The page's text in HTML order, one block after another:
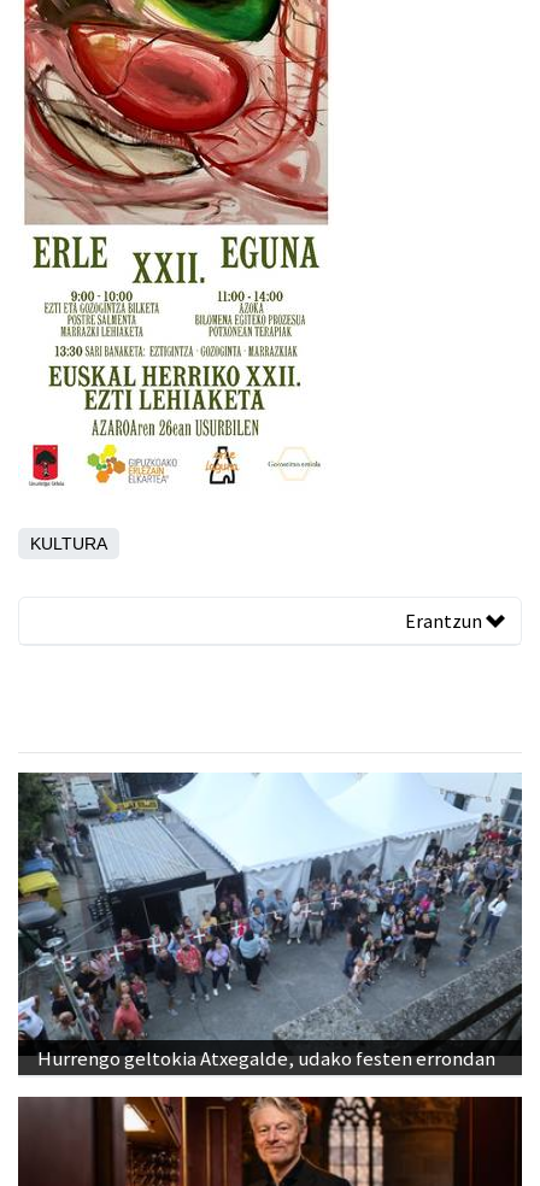
KULTURA
Erantzun
Hurrengo geltokia Atxegalde, udako festen errondan